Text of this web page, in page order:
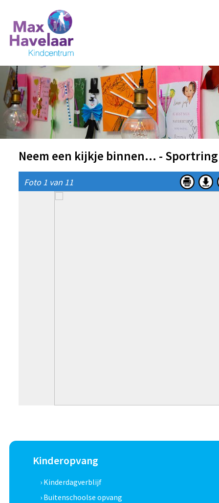
Neem een kijkje binnen... - Sportring
Foto 1 van 11
Kinderopvang
› Kinderdagverblijf
› Buitenschoolse opvang